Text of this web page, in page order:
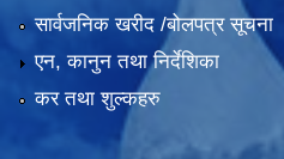
सार्वजनिक खरीद /बोलपत्र सूचना
एन, कानुन तथा निर्देशिका
कर तथा शुल्कहरु